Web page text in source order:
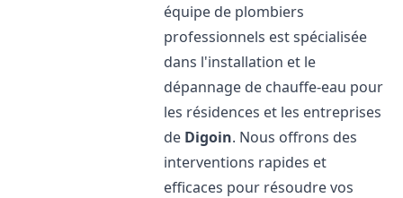
équipe de plombiers
professionnels est spécialisée
dans l'installation et le
dépannage de chauffe-eau pour
les résidences et les entreprises
de Digoin. Nous offrons des
interventions rapides et
efficaces pour résoudre vos